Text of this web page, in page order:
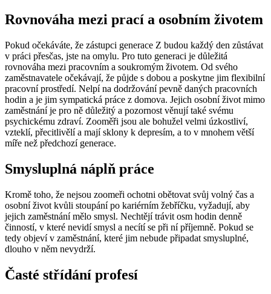
Rovnováha mezi prací a osobním životem
Pokud očekáváte, že zástupci generace Z budou každý den zůstávat
v práci přesčas, jste na omylu. Pro tuto generaci je důležitá
rovnováha mezi pracovním a soukromým životem. Od svého
zaměstnavatele očekávají, že půjde s dobou a poskytne jim flexibilní
pracovní prostředí. Nelpí na dodržování pevně daných pracovních
hodin a je jim sympatická práce z domova. Jejich osobní život mimo
zaměstnání je pro ně důležitý a pozornost věnují také svému
psychickému zdraví. Zooměři jsou ale bohužel velmi úzkostliví,
vzteklí, přecitlivělí a mají sklony k depresím, a to v mnohem větší
míře než předchozí generace.
Smysluplná náplň práce
Kromě toho, že nejsou zoomeři ochotni obětovat svůj volný čas a
osobní život kvůli stoupání po kariérním žebříčku, vyžadují, aby
jejich zaměstnání mělo smysl. Nechtějí trávit osm hodin denně
činností, v které nevidí smysl a necítí se při ní příjemně. Pokud se
tedy objeví v zaměstnání, které jim nebude připadat smysluplné,
dlouho v něm nevydrží.
Časté střídání profesí